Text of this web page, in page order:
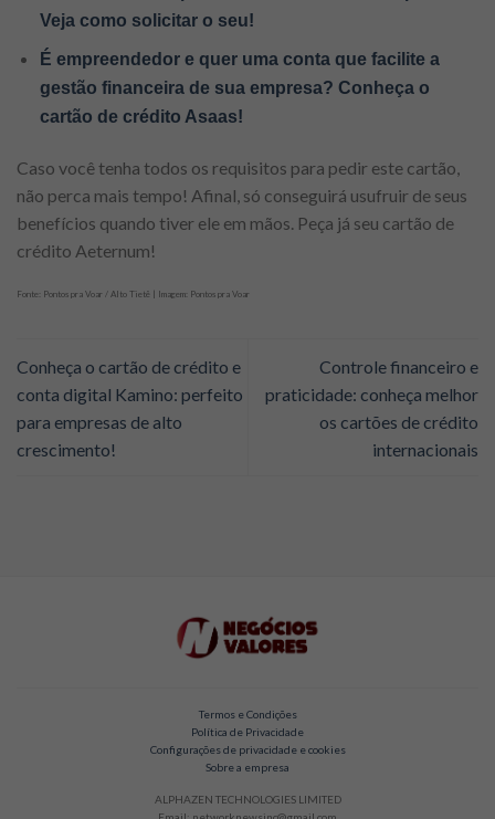
Veja como solicitar o seu!
É empreendedor e quer uma conta que facilite a
gestão financeira de sua empresa? Conheça o
cartão de crédito Asaas!
Caso você tenha todos os requisitos para pedir este cartão,
não perca mais tempo! Afinal, só conseguirá usufruir de seus
benefícios quando tiver ele em mãos. Peça já seu cartão de
crédito Aeternum!
Fonte: Pontos pra Voar / Alto Tietê | Imagem: Pontos pra Voar
Conheça o cartão de crédito e
conta digital Kamino: perfeito
para empresas de alto
crescimento!
Controle financeiro e
praticidade: conheça melhor
os cartões de crédito
internacionais
Termos e Condições
Política de Privacidade
Configurações de privacidade e cookies
Sobre a empresa
ALPHAZEN TECHNOLOGIES LIMITED